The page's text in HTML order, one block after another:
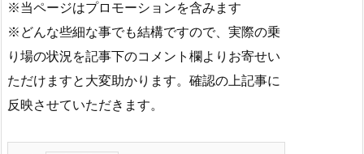
※当ページはプロモーションを含みます
※どんな些細な事でも結構ですので、実際の乗
り場の状況を記事下のコメント欄よりお寄せい
ただけますと大変助かります。確認の上記事に
反映させていただきます。